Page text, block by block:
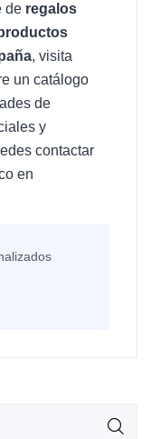
de regalos
, visita
un catálogo
de
y
contactar
en